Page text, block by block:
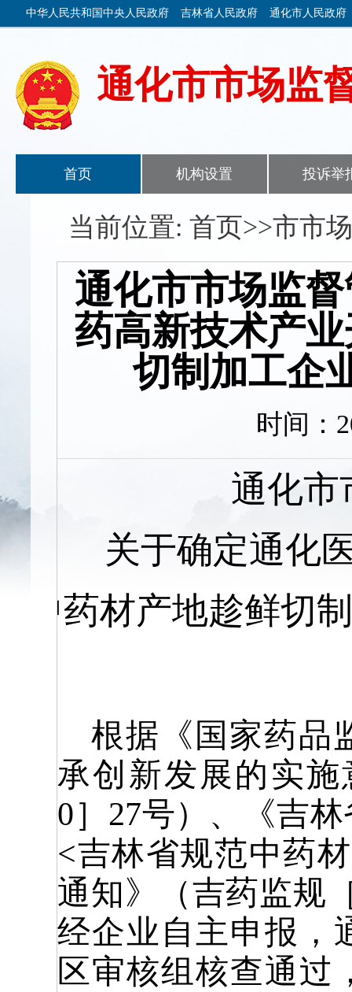
中华人民共和国中央人民政府 吉林省人民政府 通化市人民政府
通化市市场监
首页 机构设置 投诉举
当前位置: 首页>>市市
通化市市场监
药高新技术产
切制加工企
时间：
通化市
关于确定通化
中药材产地趁鲜切
根据《国家药品
承创新发展的实
0］27号）、《吉
<吉林省规范中药
通知》（吉药监规
经企业自主申报，
区审核组核查通过